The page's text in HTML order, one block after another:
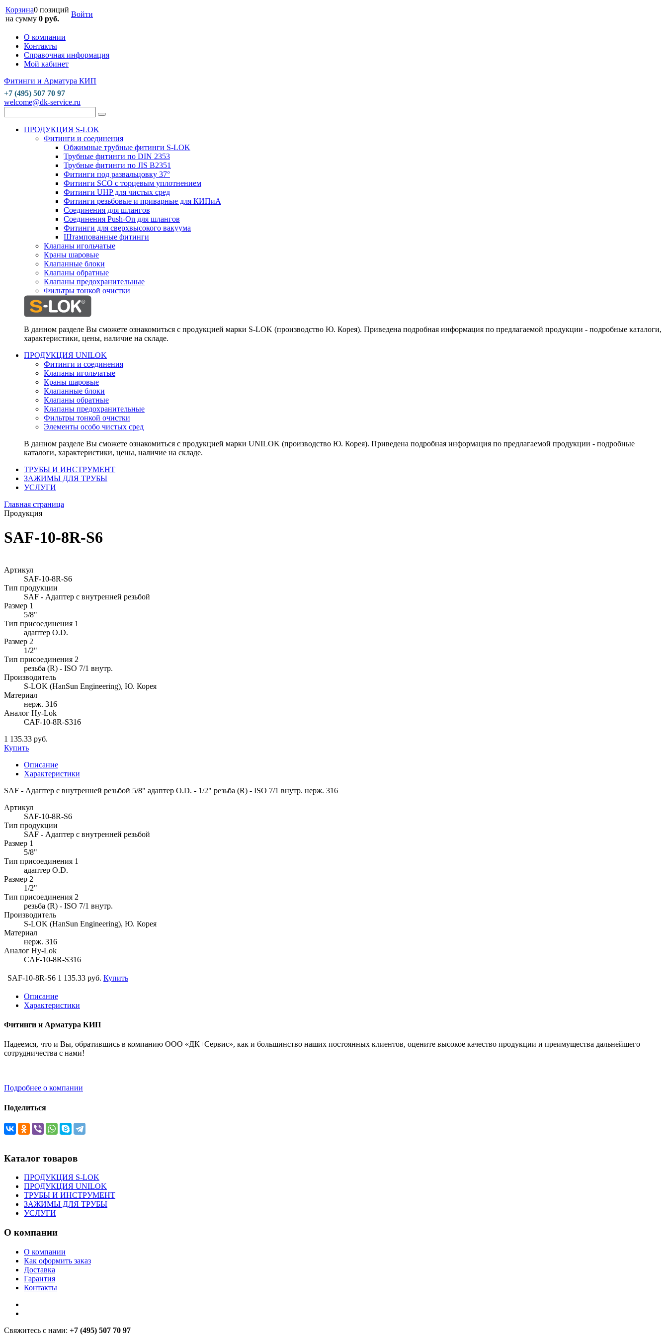
Корзина0 позиций
на сумму 0 руб.
Войти
О компании
Контакты
Справочная информация
Мой кабинет
Фитинги и Арматура КИП
+7 (495) 507 70 97
welcome@dk-service.ru
ПРОДУКЦИЯ S-LOK
Фитинги и соединения
Обжимные трубные фитинги S-LOK
Трубные фитинги по DIN 2353
Трубные фитинги по JIS B2351
Фитинги под развальцовку 37°
Фитинги SCO с торцевым уплотнением
Фитинги UHP для чистых сред
Фитинги резьбовые и приварные для КИПиА
Соединения для шлангов
Соединения Push-On для шлангов
Фитинги для сверхвысокого вакуума
Штампованные фитинги
Клапаны игольчатые
Краны шаровые
Клапанные блоки
Клапаны обратные
Клапаны предохранительные
Фильтры тонкой очистки
В данном разделе Вы сможете ознакомиться с продукцией марки S-LOK (производство Ю. Корея). Приведена подробная информация по предлагаемой продукции - подробные каталоги,
характеристики, цены, наличие на складе.
ПРОДУКЦИЯ UNILOK
Фитинги и соединения
Клапаны игольчатые
Краны шаровые
Клапанные блоки
Клапаны обратные
Клапаны предохранительные
Фильтры тонкой очистки
Элементы особо чистых сред
В данном разделе Вы сможете ознакомиться с продукцией марки UNILOK (производство Ю. Корея). Приведена подробная информация по предлагаемой продукции - подробные
каталоги, характеристики, цены, наличие на складе.
ТРУБЫ И ИНСТРУМЕНТ
ЗАЖИМЫ ДЛЯ ТРУБЫ
УСЛУГИ
Главная страница
Продукция
SAF-10-8R-S6
Артикул
SAF-10-8R-S6
Тип продукции
SAF - Адаптер с внутренней резьбой
Размер 1
5/8"
Тип присоединения 1
адаптер O.D.
Размер 2
1/2"
Тип присоединения 2
резьба (R) - ISO 7/1 внутр.
Производитель
S-LOK (HanSun Engineering), Ю. Корея
Материал
нерж. 316
Аналог Hy-Lok
CAF-10-8R-S316
1 135.33 руб.
Купить
Описание
Характеристики
SAF - Адаптер с внутренней резьбой 5/8" адаптер O.D. - 1/2" резьба (R) - ISO 7/1 внутр. нерж. 316
Артикул
SAF-10-8R-S6
Тип продукции
SAF - Адаптер с внутренней резьбой
Размер 1
5/8"
Тип присоединения 1
адаптер O.D.
Размер 2
1/2"
Тип присоединения 2
резьба (R) - ISO 7/1 внутр.
Производитель
S-LOK (HanSun Engineering), Ю. Корея
Материал
нерж. 316
Аналог Hy-Lok
CAF-10-8R-S316
SAF-10-8R-S6 1 135.33 руб. Купить
Описание
Характеристики
Фитинги и Арматура КИП
Надеемся, что и Вы, обратившись в компанию ООО «ДК+Сервис», как и большинство наших постоянных клиентов, оцените высокое качество продукции и преимущества дальнейшего
сотрудничества с нами!
Подробнее о компании
Поделиться
Каталог товаров
ПРОДУКЦИЯ S-LOK
ПРОДУКЦИЯ UNILOK
ТРУБЫ И ИНСТРУМЕНТ
ЗАЖИМЫ ДЛЯ ТРУБЫ
УСЛУГИ
О компании
О компании
Как оформить заказ
Доставка
Гарантия
Контакты
Свяжитесь с нами: +7 (495) 507 70 97